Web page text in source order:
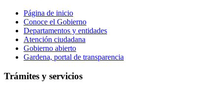
Página de inicio
Conoce el Gobierno
Departamentos y entidades
Atención ciudadana
Gobierno abierto
Gardena, portal de transparencia
Trámites y servicios